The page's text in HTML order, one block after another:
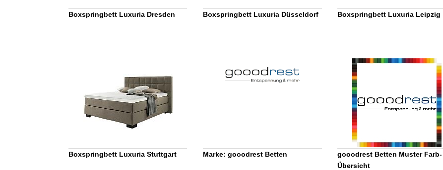
Boxspringbett Luxuria Dresden Boxspringbett Luxuria Düsseldorf Boxspringbett Luxuria Leipzig
Boxspringbett Luxuria Stuttgart Marke: gooodrest Betten
gooodrest Betten Muster Farb-
Übersicht